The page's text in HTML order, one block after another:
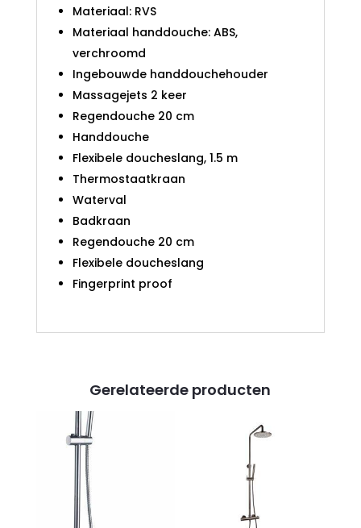
Materiaal: RVS
Materiaal handdouche: ABS,
verchroomd
Ingebouwde handdouchehouder
Massagejets 2 keer
Regendouche 20 cm
Handdouche
Flexibele doucheslang, 1.5 m
Thermostaatkraan
Waterval
Badkraan
Regendouche 20 cm
Flexibele doucheslang
Fingerprint proof
Gerelateerde producten